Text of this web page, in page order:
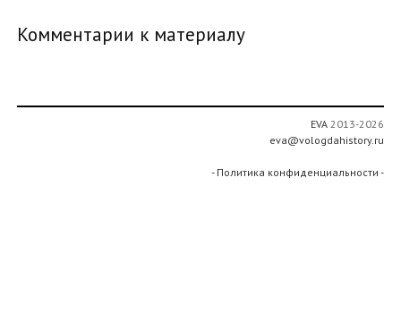
Комментарии к материалу
EVA 2013-2026
eva@vologdahistory.ru
- Политика конфиденциальности -